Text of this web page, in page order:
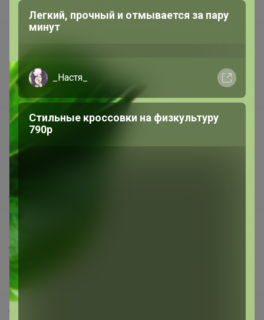
В наличии
Реклама на сайте
Поставщикам
Вакансии
support@24-ok.ru
Написать в поддержку
Защита покупателя
Помощь
О нас
Все предложения
Анонсы
Новости
Самое выгодное
Легкий, прочный и отмывается за пару
минут
_Настя_
Стильные кроссовки на физкультуру
790р